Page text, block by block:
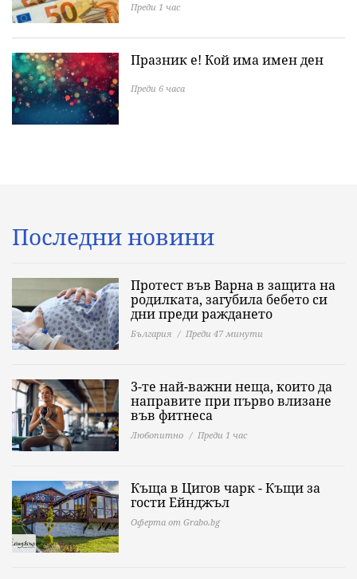
Преди 1 час
Празник е! Кой има имен ден
Преди 6 часа
Последни новини
Протест във Варна в защита на
родилката, загубила бебето си
дни преди раждането
България Преди 47 минути
3-те най-важни неща, които да
направите при първо влизане
във фитнеса
Любопитно Преди 1 час
Къща в Цигов чарк - Къщи за
гости Ейнджъл
Оферта от Grabo.bg